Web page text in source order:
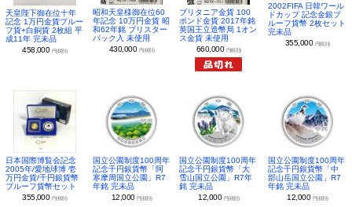
天皇陛下御在位十年
記念 1万円金貨プルー
フ貨+白銅貨 2枚組 平
成11年 完未品
458,000 円(税別)
昭和天皇様御在位60
年記念 10万円金貨 昭
和62年銘 ブリスター
パック入 未使用
430,000 円(税別)
ブリタニア金貨 100
ポンド金貨 2017年銘
英国王立造幣局 1オン
ス金貨 未使用
660,000 円(税別)
2002FIFA 日韓ワール
ドカップ 記念金銀プ
ルーフ貨幣 2枚セット
完未品
355,000 円(税別)
日本国際博覧会記念
2005年/愛地球博 壱
万円金貨/千円銀貨幣
プルーフ貨幣セット
355,000 円(税別)
国立公園制度100周年
記念千円銀貨幣「阿
寒摩周国立公園」R7
年銘 完未品
12,000 円(税別)
国立公園制度100周年
記念千円銀貨幣「大
雪山国立公園」R7年
銘 完未品
12,000 円(税別)
国立公園制度100周年
記念千円銀貨幣「中
部山岳国立公園」R7
年銘 完未品
12,000 円(税別)